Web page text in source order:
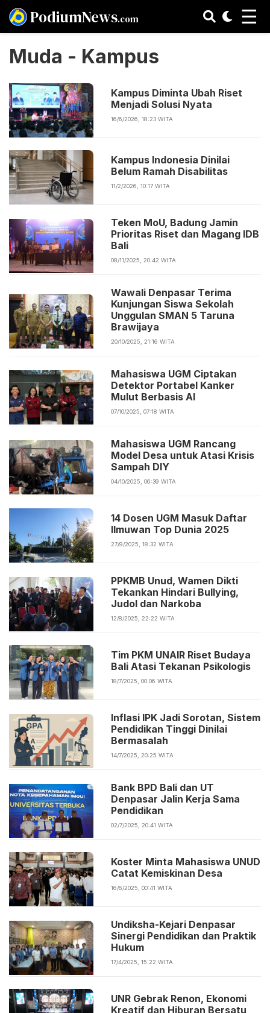
PodiumNews.com
☰
Muda - Kampus
Kampus Diminta Ubah Riset
Menjadi Solusi Nyata
16/6/2026, 18:23 WITA
Kampus Indonesia Dinilai
Belum Ramah Disabilitas
11/2/2026, 10:17 WITA
Teken MoU, Badung Jamin
Prioritas Riset dan Magang IDB
Bali
08/11/2025, 20:42 WITA
Wawali Denpasar Terima
Kunjungan Siswa Sekolah
Unggulan SMAN 5 Taruna
Brawijaya
20/10/2025, 21:16 WITA
Mahasiswa UGM Ciptakan
Detektor Portabel Kanker
Mulut Berbasis AI
07/10/2025, 07:18 WITA
Mahasiswa UGM Rancang
Model Desa untuk Atasi Krisis
Sampah DIY
04/10/2025, 06:39 WITA
14 Dosen UGM Masuk Daftar
Ilmuwan Top Dunia 2025
27/9/2025, 18:32 WITA
PPKMB Unud, Wamen Dikti
Tekankan Hindari Bullying,
Judol dan Narkoba
12/8/2025, 22:22 WITA
Tim PKM UNAIR Riset Budaya
Bali Atasi Tekanan Psikologis
18/7/2025, 00:06 WITA
Inflasi IPK Jadi Sorotan, Sistem
Pendidikan Tinggi Dinilai
Bermasalah
14/7/2025, 20:25 WITA
Bank BPD Bali dan UT
Denpasar Jalin Kerja Sama
Pendidikan
02/7/2025, 20:41 WITA
Koster Minta Mahasiswa UNUD
Catat Kemiskinan Desa
16/6/2025, 00:41 WITA
Undiksha-Kejari Denpasar
Sinergi Pendidikan dan Praktik
Hukum
17/4/2025, 15:22 WITA
UNR Gebrak Renon, Ekonomi
Kreatif dan Hiburan Bersatu